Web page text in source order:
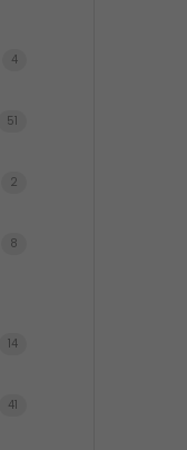
4
51
2
8
14
41